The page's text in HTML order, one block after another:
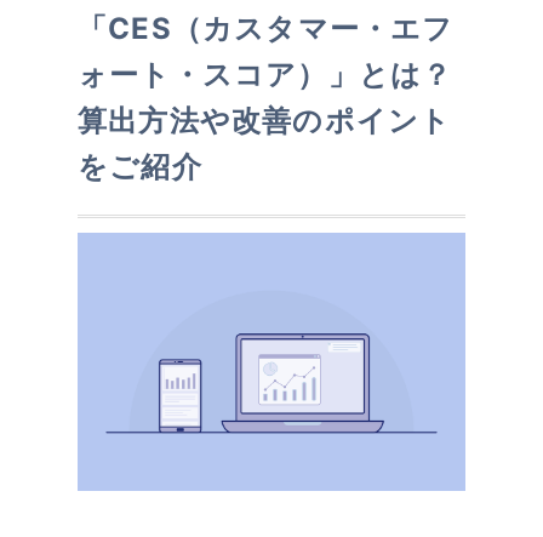
「CES（カスタマー・エフ
ォート・スコア）」とは？
算出方法や改善のポイント
をご紹介